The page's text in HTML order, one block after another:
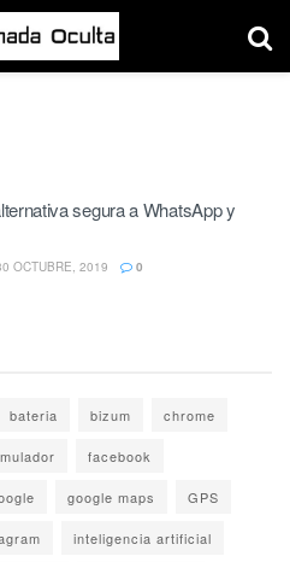
segura a WhatsApp y
OCTUBRE, 2019 0
bateria bizum chrome
facebook
google maps GPS
inteligencia artificial